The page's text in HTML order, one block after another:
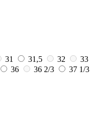
31 31,5 32
33
36 36 2/3
37 1/3